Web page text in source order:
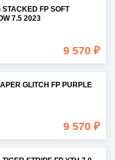
FP SOFT
7.5 2023
9 570 ₽
GLITCH FP PURPLE
9 570 ₽